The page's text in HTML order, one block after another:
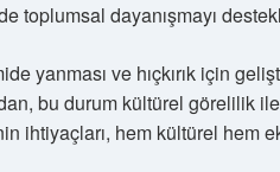
toplumsal dayanışmayı
yanması ve hıçkırık için
bu durum kültürel görelilik
ihtiyaçları, hem kültürel hem